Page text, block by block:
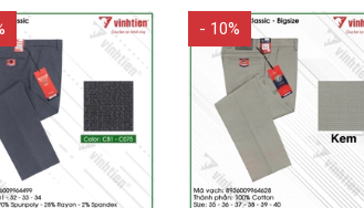
- 10%